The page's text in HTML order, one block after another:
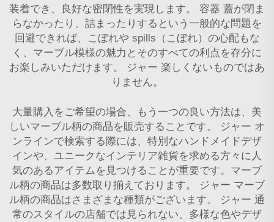
装着でき、良好な密閉性を実現します。 容器 蓋が閉ま
らなかったり、詰まったりするという一般的な問題を
回避できれば、こぼれや spills（こぼれ）の心配もな
く、マーブル模様の魅力とそのすべての利点を存分に
お楽しみいただけます。
ジャー 楽しくないものではあ
りません。
大量購入をご希望の場合、もう一つの良い方法は、美
しいマーブル柄の商品を販売することです。
ジャー オ
ンラインで検索する際には、特別なハンドメイドデザ
インや、ユニークなインテリア雑貨を求める方々に人
気のあるアイテムを見つけることが重要です。マーブ
ル柄の商品は多数取り揃えております。
ジャー マーブ
ル柄の商品はさまざまな種類がございます。
ジャー 通
常のスタイルの店舗では見られない、多様な色やデザ